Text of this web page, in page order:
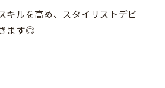
キルを高め、スタイリストデビ
ます◎